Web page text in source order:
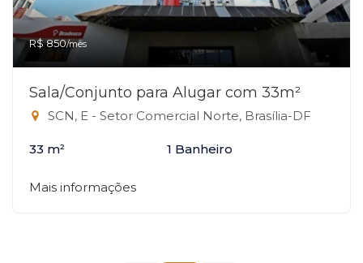
R$ 850/mês
Sala/Conjunto para Alugar com 33m²
SCN, E - Setor Comercial Norte, Brasília-DF
33 m² 1 Banheiro
Mais informações